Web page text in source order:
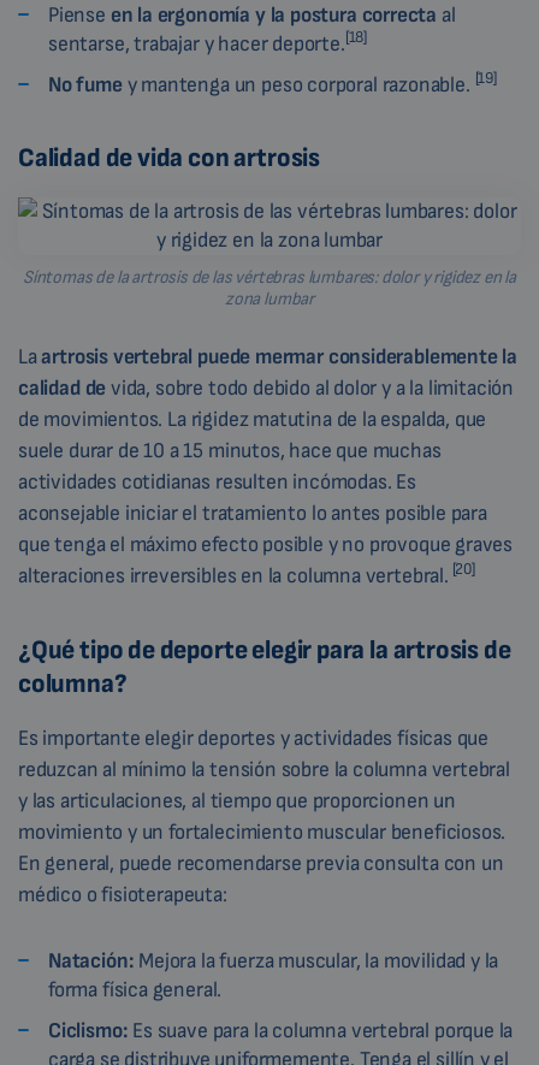
Piense en la ergonomía y la postura correcta al
sentarse, trabajar y hacer deporte.[18]
No fumey mantenga un peso corporal razonable. [19]
Calidad de vida con artrosis
Síntomas de la artrosis de las vértebras lumbares: dolor y rigidez en la
zona lumbar
Laartrosis vertebral puede mermar considerablemente la
calidad devida, sobre todo debido al dolor y a la limitación
de movimientos. La rigidez matutina de la espalda, que
suele durar de 10 a 15 minutos, hace que muchas
actividades cotidianas resulten incómodas. Es
aconsejable iniciar el tratamiento lo antes posible para
que tenga el máximo efecto posible y no provoque graves
alteraciones irreversibles en la columna vertebral. [20]
¿Qué tipo de deporte elegir para la artrosis de
columna?
Es importante elegir deportes y actividades físicas que
reduzcan al mínimo la tensión sobre la columna vertebral
y las articulaciones, al tiempo que proporcionen un
movimiento y un fortalecimiento muscular beneficiosos.
En general, puede recomendarse previa consulta con un
médico o fisioterapeuta:
Natación: Mejora la fuerza muscular, la movilidad y la
forma física general.
Ciclismo: Es suave para la columna vertebral porque la
carga se distribuye uniformemente. Tenga el sillín y el